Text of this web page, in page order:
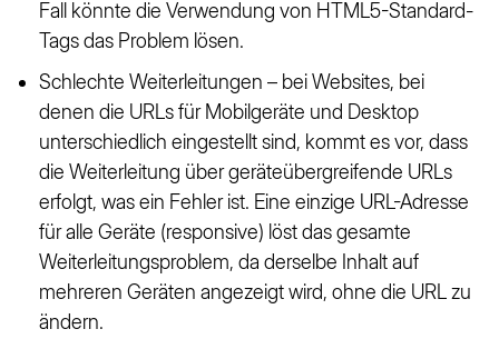
Fall könnte die Verwendung von HTML5-Standard-
Tags das Problem lösen.
Schlechte Weiterleitungen – bei Websites, bei
denen die URLs für Mobilgeräte und Desktop
unterschiedlich eingestellt sind, kommt es vor, dass
die Weiterleitung über geräteübergreifende URLs
erfolgt, was ein Fehler ist. Eine einzige URL-Adresse
für alle Geräte (responsive) löst das gesamte
Weiterleitungsproblem, da derselbe Inhalt auf
mehreren Geräten angezeigt wird, ohne die URL zu
ändern.